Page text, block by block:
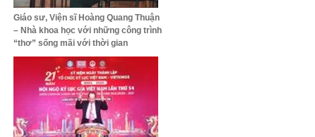
Giáo sư, Viện sĩ Hoàng Quang Thuận
– Nhà khoa học với những công trình
“thơ” sống mãi với thời gian